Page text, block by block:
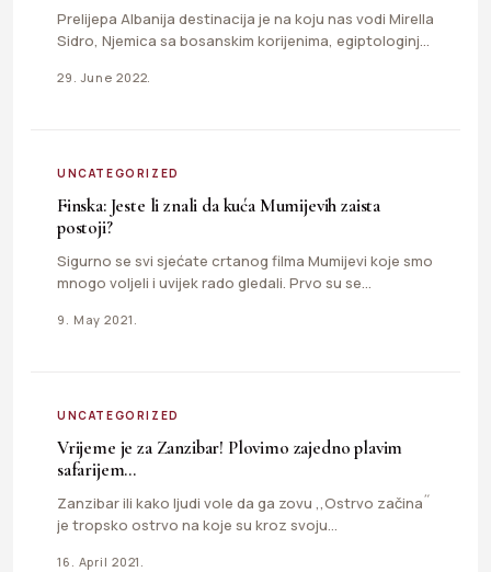
Prelijepa Albanija destinacija je na koju nas vodi Mirella
Sidro, Njemica sa bosanskim korijenima, egiptologinja,
29. June 2022.
UNCATEGORIZED
Finska: Jeste li znali da kuća Mumijevih zaista
postoji?
Sigurno se svi sjećate crtanog filma Mumijevi koje smo
mnogo voljeli i uvijek rado gledali. Prvo su se…
9. May 2021.
UNCATEGORIZED
Vrijeme je za Zanzibar! Plovimo zajedno plavim
safarijem…
Zanzibar ili kako ljudi vole da ga zovu ,,Ostrvo začina˝
je tropsko ostrvo na koje su kroz svoju…
16. April 2021.